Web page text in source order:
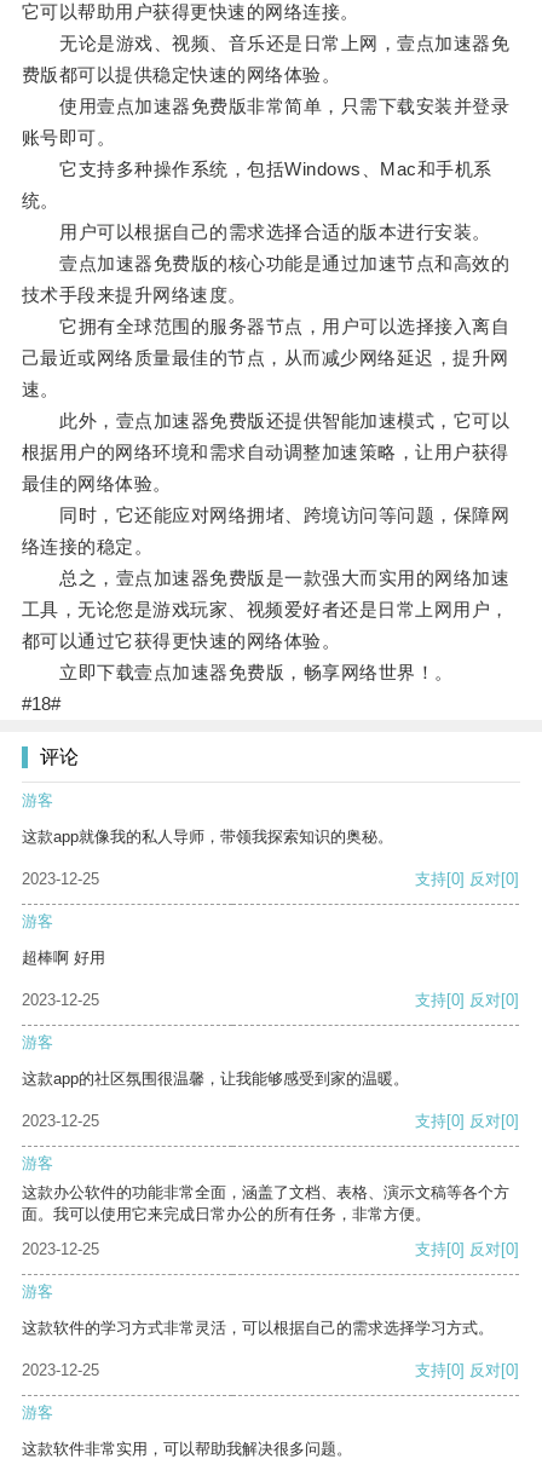
它可以帮助用户获得更快速的网络连接。
无论是游戏、视频、音乐还是日常上网，壹点加速器免
费版都可以提供稳定快速的网络体验。
使用壹点加速器免费版非常简单，只需下载安装并登录
账号即可。
它支持多种操作系统，包括Windows、Mac和手机系
统。
用户可以根据自己的需求选择合适的版本进行安装。
壹点加速器免费版的核心功能是通过加速节点和高效的
技术手段来提升网络速度。
它拥有全球范围的服务器节点，用户可以选择接入离自
己最近或网络质量最佳的节点，从而减少网络延迟，提升网
速。
此外，壹点加速器免费版还提供智能加速模式，它可以
根据用户的网络环境和需求自动调整加速策略，让用户获得
最佳的网络体验。
同时，它还能应对网络拥堵、跨境访问等问题，保障网
络连接的稳定。
总之，壹点加速器免费版是一款强大而实用的网络加速
工具，无论您是游戏玩家、视频爱好者还是日常上网用户，
都可以通过它获得更快速的网络体验。
立即下载壹点加速器免费版，畅享网络世界！。
#18#
评论
游客
这款app就像我的私人导师，带领我探索知识的奥秘。
2023-12-25 支持[0] 反对[0]
游客
超棒啊 好用
2023-12-25 支持[0] 反对[0]
游客
这款app的社区氛围很温馨，让我能够感受到家的温暖。
2023-12-25 支持[0] 反对[0]
游客
这款办公软件的功能非常全面，涵盖了文档、表格、演示文稿等各个方
面。我可以使用它来完成日常办公的所有任务，非常方便。
2023-12-25
支持[0] 反对[0]
游客
这款软件的学习方式非常灵活，可以根据自己的需求选择学习方式。
2023-12-25 支持[0] 反对[0]
游客
这款软件非常实用，可以帮助我解决很多问题。